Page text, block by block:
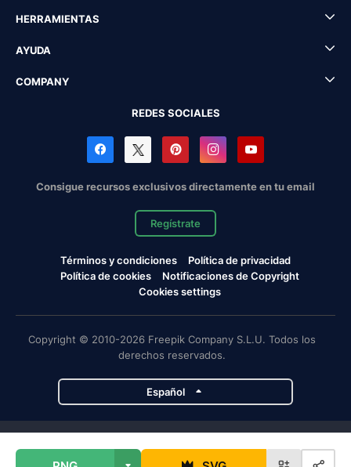
HERRAMIENTAS
AYUDA
COMPANY
REDES SOCIALES
Consigue recursos exclusivos directamente en tu email
Regístrate
Términos y condiciones
Política de privacidad
Política de cookies
Notificaciones de Copyright
Cookies settings
Copyright © 2010-2026 Freepik Company S.L.U. Todos los
derechos reservados.
Español